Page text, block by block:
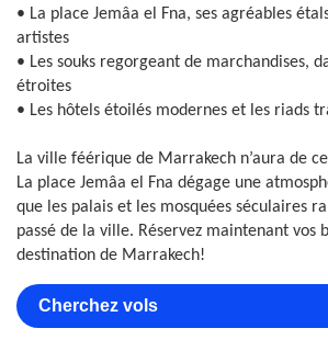
• La place Jemâa el Fna, ses agréables
artistes
• Les souks regorgeant de marchandises,
étroites
• Les hôtels étoilés modernes et les riads
La ville féérique de Marrakech n’aura de
La place Jemâa el Fna dégage une
que les palais et les mosquées séculaires
passé de la ville. Réservez maintenant vos
destination de Marrakech!
Cherchez vols